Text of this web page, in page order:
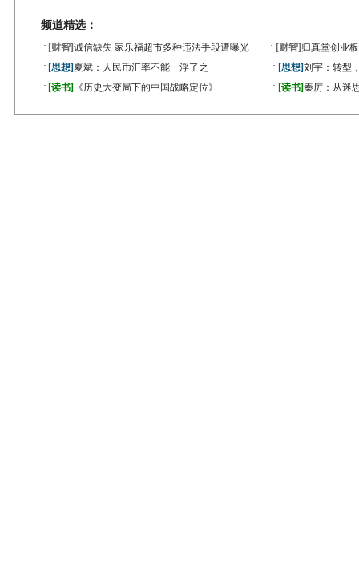
频道精选：
· [财智]诚信缺失 家乐福超市多种违法手段遭曝光 · [财智] 归真堂创业
· [思想]夏斌：人民币汇率不能一浮了之 · [思想]刘宇：转型
· [读书] 《历史大变局下的中国战略定位》 · [读书]秦厉：从迷